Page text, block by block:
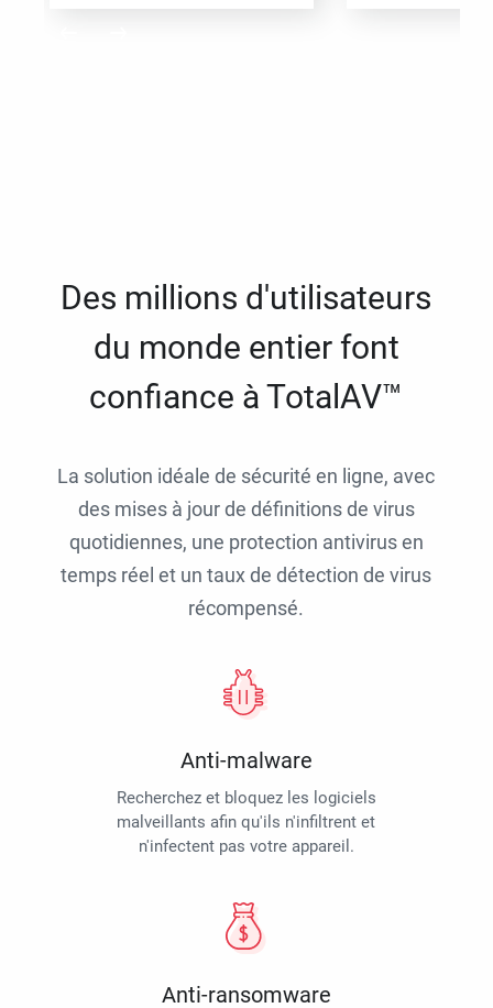
Des millions d'utilisateurs
du monde entier font
confiance à TotalAV™
La solution idéale de sécurité en ligne, avec
des mises à jour de définitions de virus
quotidiennes, une protection antivirus en
temps réel et un taux de détection de virus
récompensé.
Anti-malware
Recherchez et bloquez les logiciels
malveillants afin qu'ils n'infiltrent et
n'infectent pas votre appareil.
Anti-ransomware